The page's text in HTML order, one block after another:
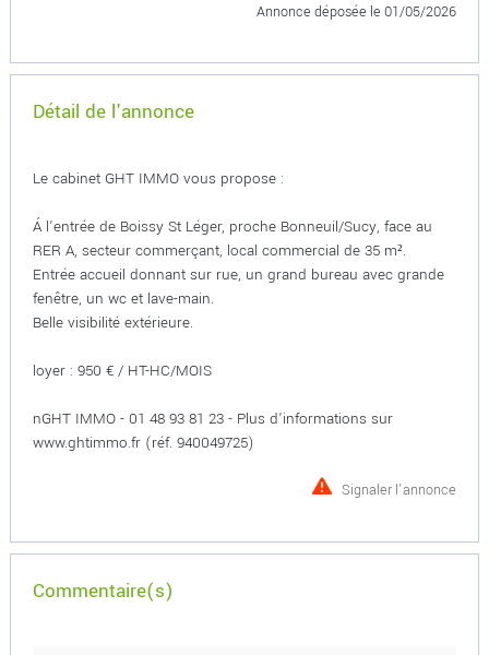
Annonce déposée le 01/05/2026
Détail de l'annonce
Le cabinet GHT IMMO vous propose :
Á l'entrée de Boissy St Léger, proche Bonneuil/Sucy, face au
RER A, secteur commerçant, local commercial de 35 m².
Entrée accueil donnant sur rue, un grand bureau avec grande
fenêtre, un wc et lave-main.
Belle visibilité extérieure.
loyer : 950 € / HT-HC/MOIS
nGHT IMMO - 01 48 93 81 23 - Plus d'informations sur
www.ghtimmo.fr (réf. 940049725)
Signaler l'annonce
Commentaire(s)